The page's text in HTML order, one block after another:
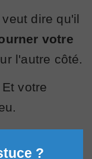
dire qu'il
votre
l'autre côté.
votre
?